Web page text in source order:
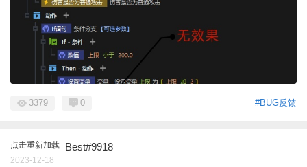
#BUG反馈
3379 0
点击重新加载 Best#9918
2023-12-18